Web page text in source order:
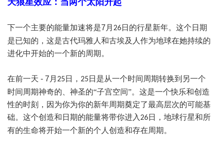
天狼星效应：当两个太阳升起
下一个主要的能量加速将是7 月 26日的行星新年。这个日期
是已知的，这是古代玛雅人和古埃及人作为地球在她持续的
进化中开始的一个新的周期。
在前一天 - 7 月 25日， 25日是从一个时间周期转换到另一个
时间周期神奇的、神圣的“子宫空间”。这是一个快乐和创造
性的时刻，因为你为你的新年周期奠定了最高层次的可能基
础。这个创造和日期的能量将带你进入26日，地球行星和所
有的生命将开始一个新的个人创造和存在周期。